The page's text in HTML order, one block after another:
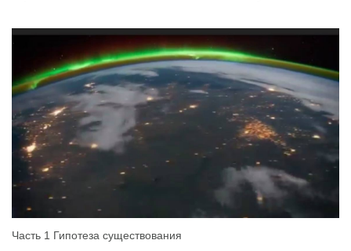
Часть 1 Гипотеза существования